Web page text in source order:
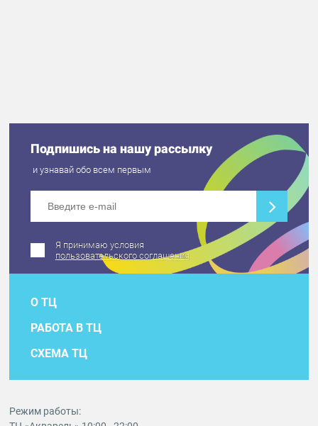
Подпишись на нашу рассылку
и узнавай обо всем первым
Я принимаю условия
пользовательского соглашения
О ТЦ
РАБОТА В ТЦ
СХЕМА ТЦ
Режим работы: